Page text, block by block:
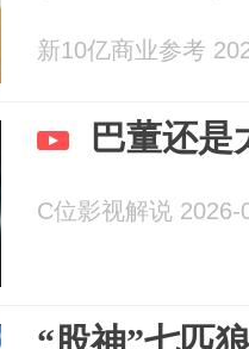
新10亿商业参考
巴董还是
C位影视解说 2026-